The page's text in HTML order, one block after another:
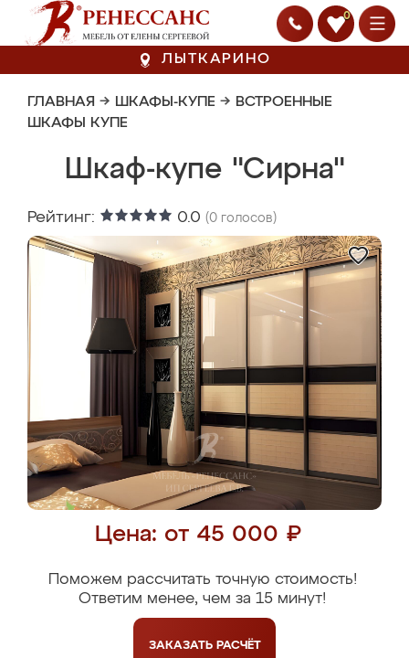
0
ЛЫТКАРИНО
ГЛАВНАЯ → ШКАФЫ-КУПЕ → ВСТРОЕННЫЕ
ШКАФЫ КУПЕ
Шкаф-купе "Сирна"
Рейтинг: 0.0 (0 голосов)
Цена: от 45 000 ₽
Поможем рассчитать точную стоимость!
Ответим менее, чем за 15 минут!
ЗАКАЗАТЬ РАСЧЁТ